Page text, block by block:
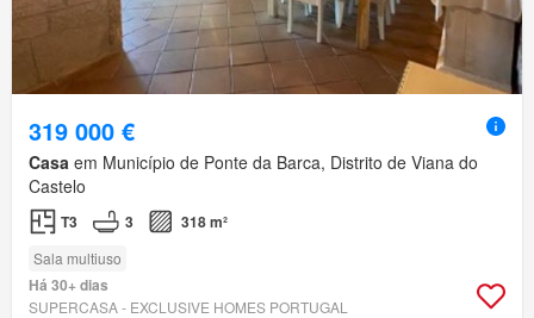
319 000 €
Casa em Município de Ponte da Barca, Distrito de Viana do
Castelo
T3 3 318 m²
Sala multiuso
Há 30+ dias
SUPERCASA - EXCLUSIVE HOMES PORTUGAL